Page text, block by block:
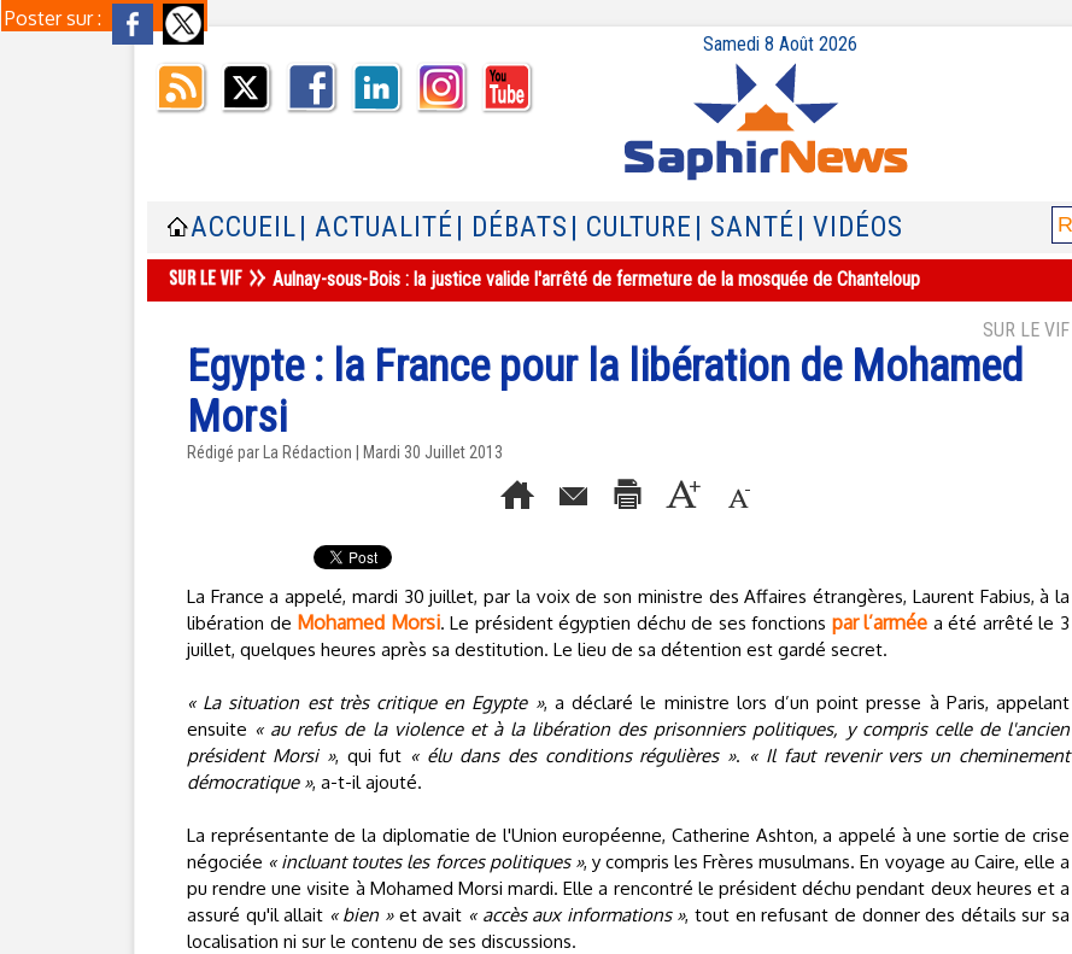
Poster sur :
Samedi 8 Août 2026
ACCUEIL | ACTUALITÉ | DÉBATS | CULTURE | SANTÉ | VIDÉOS
Aulnay-sous-Bois : la justice valide l'arrêté de fermeture de la mosquée de Chanteloup
SUR LE VIF
Egypte : la France pour la libération de Mohamed
Morsi
Rédigé par La Rédaction | Mardi 30 Juillet 2013
La France a appelé, mardi 30 juillet, par la voix de son ministre des Affaires étrangères, Laurent Fabius, à la
libération de Mohamed Morsi. Le président égyptien déchu de ses fonctions par l’armée a été arrêté le 3
juillet, quelques heures après sa destitution. Le lieu de sa détention est gardé secret.
« La situation est très critique en Egypte », a déclaré le ministre lors d’un point presse à Paris, appelant
ensuite « au refus de la violence et à la libération des prisonniers politiques, y compris celle de l'ancien
président Morsi », qui fut « élu dans des conditions régulières ». « Il faut revenir vers un cheminement
démocratique », a-t-il ajouté.
La représentante de la diplomatie de l'Union européenne, Catherine Ashton, a appelé à une sortie de crise
négociée « incluant toutes les forces politiques », y compris les Frères musulmans. En voyage au Caire, elle a
pu rendre une visite à Mohamed Morsi mardi. Elle a rencontré le président déchu pendant deux heures et a
assuré qu'il allait « bien »et avait « accès aux informations », tout en refusant de donner des détails sur sa
localisation ni sur le contenu de ses discussions.